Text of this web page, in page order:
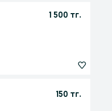
1 500 тг.
150 тг.